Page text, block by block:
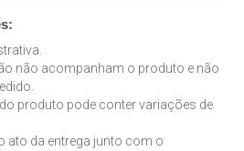
não acompanham o produto e não
produto pode conter variações de
ato da entrega junto com o